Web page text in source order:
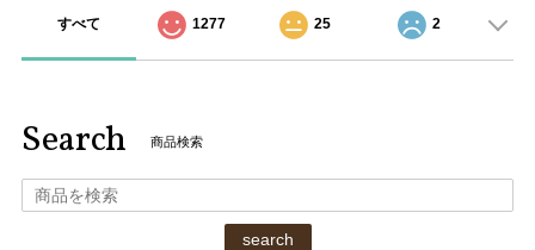
すべて 1277 25 2
Search 商品検索
search